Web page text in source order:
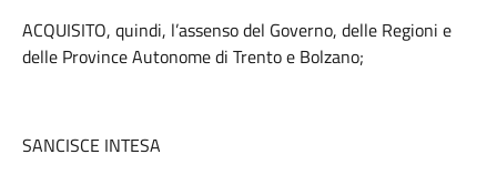
ACQUISITO, quindi, l’assenso del Governo, delle Regioni e
delle Province Autonome di Trento e Bolzano;
SANCISCE INTESA